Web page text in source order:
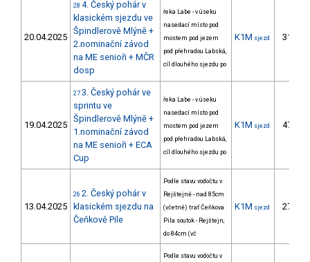
20.04.2025
28 4. Český pohár v
klasickém sjezdu ve
Špindlerově Mlýně +
2.nominační závod
na ME senioři + MČR
dosp
řeka Labe - v úseku
nasedací místo pod
mostem pod jezem
pod přehradou Labská,
cíl dlouhého sjezdu po
K1M sjezd 31.
19.04.2025
27 3. Český pohár ve
sprintu ve
Špindlerově Mlýně +
1.nominační závod
na ME senioři + ECA
Cup
řeka Labe - v úseku
nasedací místo pod
mostem pod jezem
pod přehradou Labská,
cíl dlouhého sjezdu po
K1M sjezd 47.
13.04.2025
26 2. Český pohár v
klasickém sjezdu na
Čeňkově Pile
Podle stavu vodočtu v
Rejštejně - nad 85cm
(včetně) trať Čeňkova
Pila soutok - Rejštejn,
do 84cm (vč
K1M sjezd 27.
Podle stavu vodočtu v